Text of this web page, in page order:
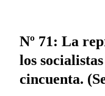
Nº 71: La
los
cincuenta.